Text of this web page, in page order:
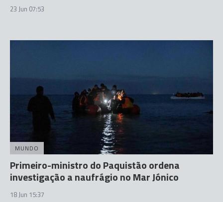
23 Jun 07:53
MUNDO
Primeiro-ministro do Paquistão ordena
investigação a naufrágio no Mar Jónico
18 Jun 15:37